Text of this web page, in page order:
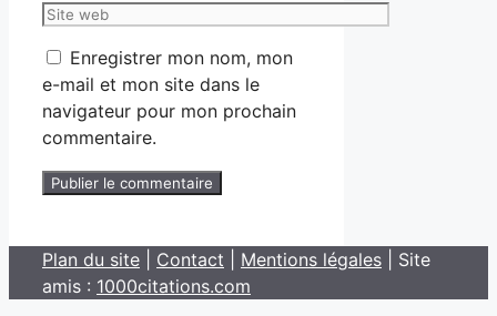
mail
Site
Enregistrer mon nom, mon
e-mail et mon site dans le
navigateur pour mon prochain
commentaire.
Plan du site Contact Mentions légales | Site
amis : 1000citations.com